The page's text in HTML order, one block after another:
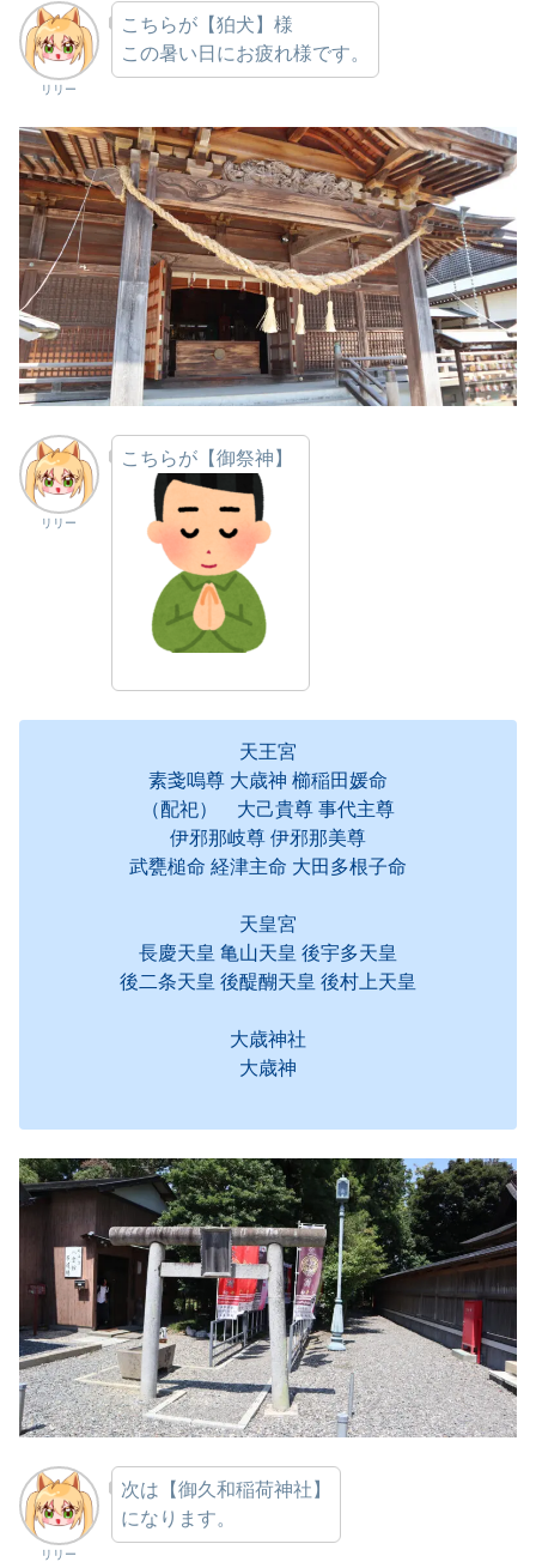
リリー
こちらが【狛犬】様
この暑い日にお疲れ様です。
リリー
こちらが【御祭神】
天王宮
素戔嗚尊 大歳神 櫛稲田媛命
（配祀） 大己貴尊 事代主尊
伊邪那岐尊 伊邪那美尊
武甕槌命 経津主命 大田多根子命
天皇宮
長慶天皇 亀山天皇 後宇多天皇
後二条天皇 後醍醐天皇 後村上天皇
大歳神社
大歳神
リリー
次は【御久和稲荷神社】
になります。